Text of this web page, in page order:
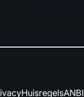
HuisregelsANBI